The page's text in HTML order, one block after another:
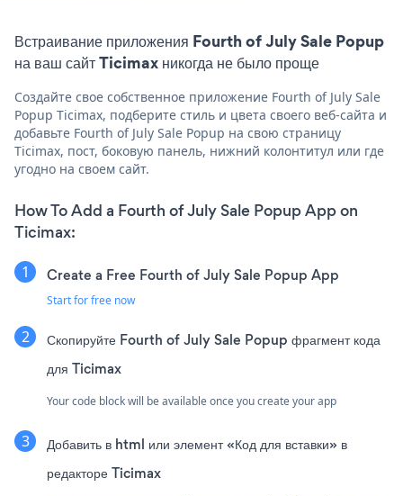
Встраивание приложения Fourth of July Sale Popup
на ваш сайт Ticimax никогда не было проще
Создайте свое собственное приложение Fourth of July Sale
Popup Ticimax, подберите стиль и цвета своего веб-сайта и
добавьте Fourth of July Sale Popup на свою страницу
Ticimax, пост, боковую панель, нижний колонтитул или где
угодно на своем сайт.
How To Add a Fourth of July Sale Popup App on
Ticimax:
Create a Free Fourth of July Sale Popup App
Start for free now
Скопируйте Fourth of July Sale Popup фрагмент кода
для Ticimax
Your code block will be available once you create your app
Добавить в html или элемент «Код для вставки» в
редакторе Ticimax